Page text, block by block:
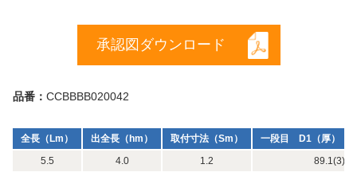
承認図ダウンロード
品番： CCBBBB020042
全長（Lm） 出全長（hm） 取付寸法（Sm）
一段目 D1（厚）（
5.5
4.0 1.2 89.1(3) x